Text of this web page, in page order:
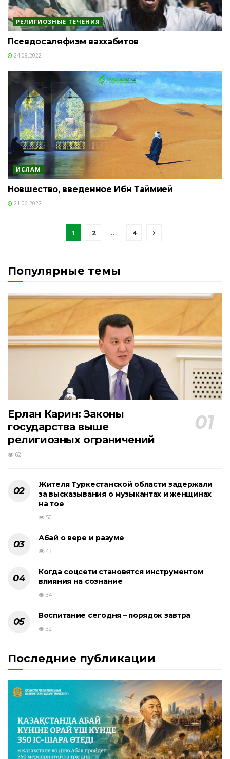
РЕЛИГИОЗНЫЕ ТЕЧЕНИЯ
Псевдосаляфизм ваххабитов
24.08.2022
ИСЛАМ
Новшество, введенное Ибн Таймией
21.06.2022
1 2 … 4
Популярные темы
Ерлан Карин: Законы
государства выше
религиозных ограничений
62
Жителя Туркестанской области задержали
за высказывания о музыкантах и женщинах
на тое
50
Абай о вере и разуме
43
Когда соцсети становятся инструментом
влияния на сознание
34
Воспитание сегодня – порядок завтра
32
Последние публикации